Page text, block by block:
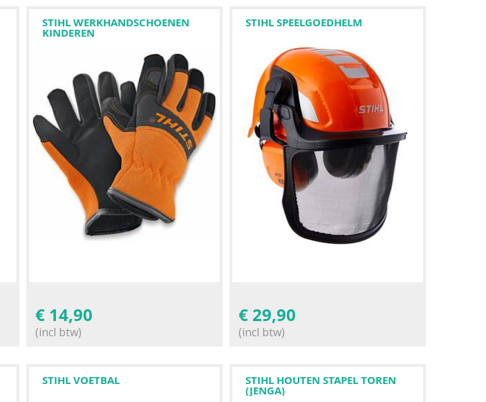
STIHL WERKHANDSCHOENEN
KINDEREN
€ 14,90
(incl btw)
STIHL SPEELGOEDHELM
€ 29,90
(incl btw)
STIHL VOETBAL STIHL HOUTEN STAPEL TOREN
(JENGA)